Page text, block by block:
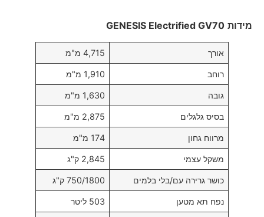
מידות GENESIS Electrified GV70
אורך 4,715 מ"מ
רוחב 1,910 מ"מ
גובה 1,630 מ"מ
בסיס גלגלים 2,875 מ"מ
מרווח גחון 174 מ"מ
משקל עצמי 2,845 ק"ג
כושר גרירה עם/בלי בלמים 750/1800 ק"ג
נפח תא מטען 503 ליטר